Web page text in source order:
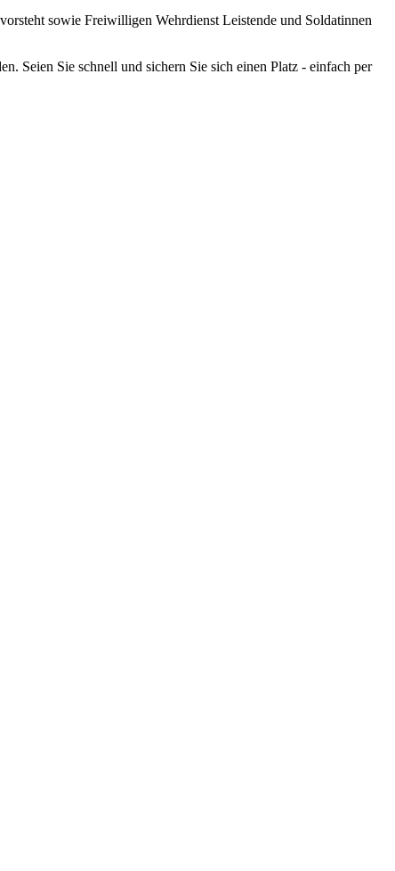
sowie Freiwilligen Wehrdienst Leistende und Soldatinnen
Seien Sie schnell und sichern Sie sich einen Platz - einfach per